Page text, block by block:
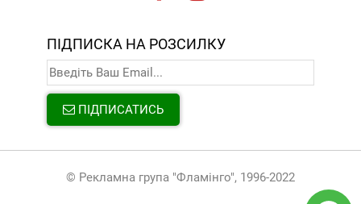
ПІДПИСКА НА РОЗСИЛКУ
ПІДПИСАТИСЬ
© Рекламна група "Фламінго", 1996-2022